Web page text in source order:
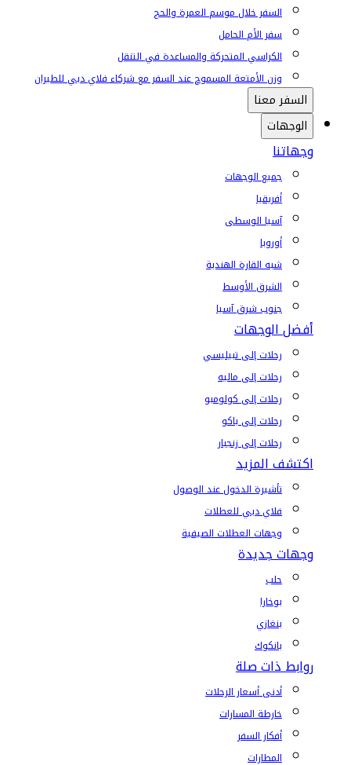
السفر خلال موسم العمرة والحج
سفر الأم الحامل
الكراسي المتحركة والمساعدة في التنقل
وزن الأمتعة المسموح عند السفر مع شركاء فلاي دبي للطيران
السفر معنا
الوجهات
وجهاتنا
جميع الوجهات
أفريقيا
آسيا الوسطى
أوروبا
شبه القارة الهندية
الشرق الأوسط
جنوب شرق آسيا
أفضل الوجهات
رحلات إلى تبيليسي
رحلات إلى ماليه
رحلات إلى كولومبو
رحلات إلى باكو
رحلات إلى زنجبار
اكتشف المزيد
تأشيرة الدخول عند الوصول
فلاي دبي للعطلات
وجهات العطلات الصيفية
وجهات جديدة
حلب
بوخارا
بنغازي
بانكوك
روابط ذات صلة
أدنى أسعار الرحلات
خارطة المسارات
أفكار السفر
المطارات